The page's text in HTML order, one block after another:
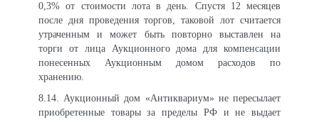
0,3% от стоимости лота в день. Спустя 12 месяцев
после дня проведения торгов, таковой лот считается
утраченным и может быть повторно выставлен на
торги от лица Аукционного дома для компенсации
понесенных Аукционным домом расходов по
хранению.
8.14. Аукционный дом «Антиквариум» не пересылает
приобретенные товары за пределы РФ и не выдает